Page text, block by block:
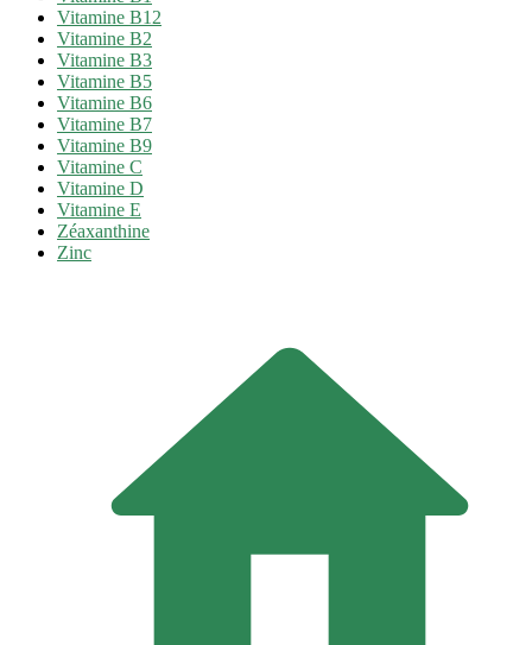
Vitamine B12
Vitamine B2
Vitamine B3
Vitamine B5
Vitamine B6
Vitamine B7
Vitamine B9
Vitamine C
Vitamine D
Vitamine E
Zéaxanthine
Zinc